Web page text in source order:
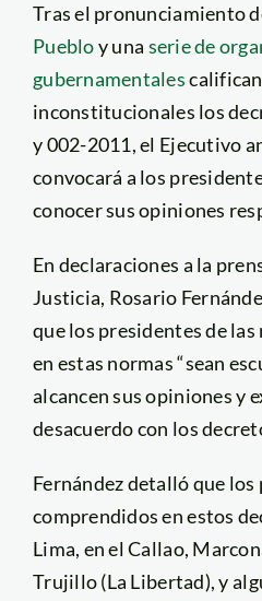
Tras el pronunciamiento
Puebloy una serie de
gubernamentales
inconstitucionales los
y 002-2011, el Ejecutivo
convocará a los
conocer sus opiniones
En declaraciones a la
Justicia, Rosario
que los presidentes de
en estas normas “sean
alcancen sus opiniones y
desacuerdo con los
Fernández detalló que los
comprendidos en estos
Lima, en el Callao,
Trujillo (La Libertad), y